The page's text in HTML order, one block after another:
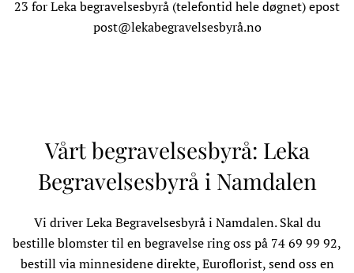
23 for Leka begravelsesbyrå (telefontid hele døgnet) epost
post@lekabegravelsesbyrå.no
Vårt begravelsesbyrå: Leka
Begravelsesbyrå i Namdalen
Vi driverLeka Begravelsesbyråi Namdalen. Skal du
bestille blomster til en begravelse ring oss på 74 69 99 92,
bestill via minnesidene direkte, Euroflorist, send oss en